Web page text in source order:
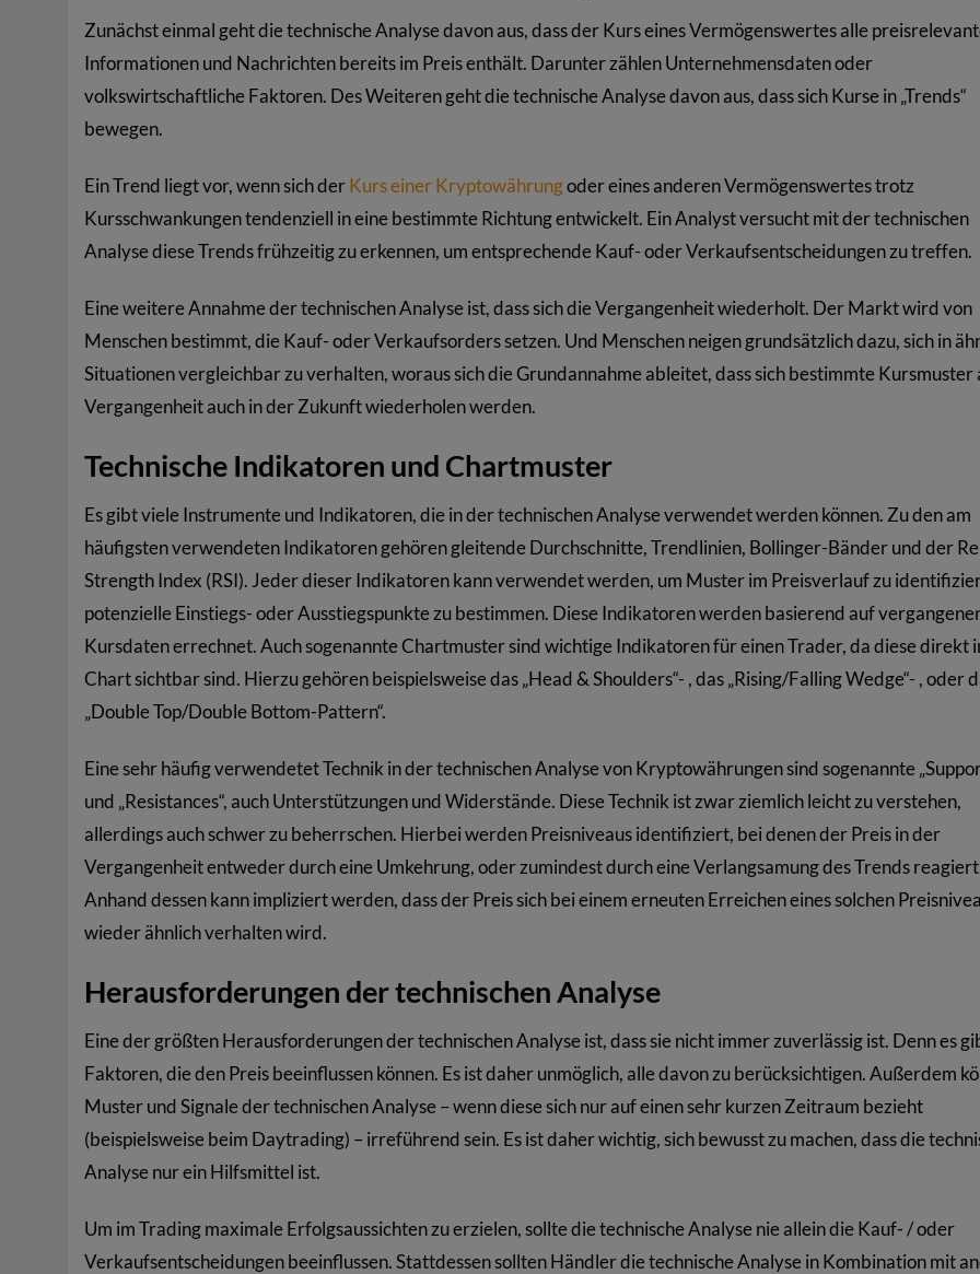
Zunächst einmal geht die technische Analyse davon aus, dass der Kurs eines Vermögenswertes alle
Informationen und Nachrichten bereits im Preis enthält. Darunter zählen Unternehmensdaten oder
volkswirtschaftliche Faktoren. Des Weiteren geht die technische Analyse davon aus, dass sich Kurse in „Trends“
bewegen.
Ein Trend liegt vor, wenn sich derKurs einer Kryptowährungoder eines anderen Vermögenswertes trotz
Kursschwankungen tendenziell in eine bestimmte Richtung entwickelt. Ein Analyst versucht mit der technischen
Analyse diese Trends frühzeitig zu erkennen, um entsprechende Kauf- oder Verkaufsentscheidungen zu treffen.
Eine weitere Annahme der technischen Analyse ist, dass sich die Vergangenheit wiederholt. Der Markt wird von
Menschen bestimmt, die Kauf- oder Verkaufsorders setzen. Und Menschen neigen grundsätzlich dazu, sich in
Situationen vergleichbar zu verhalten, woraus sich die Grundannahme ableitet, dass sich bestimmte Kursmuster
Vergangenheit auch in der Zukunft wiederholen werden.
Technische Indikatoren und Chartmuster
Es gibt viele Instrumente und Indikatoren, die in der technischen Analyse verwendet werden können. Zu den am
häufigsten verwendeten Indikatoren gehören gleitende Durchschnitte, Trendlinien, Bollinger-Bänder und der
Strength Index (RSI). Jeder dieser Indikatoren kann verwendet werden, um Muster im Preisverlauf zu
potenzielle Einstiegs- oder Ausstiegspunkte zu bestimmen. Diese Indikatoren werden basierend auf
Kursdaten errechnet. Auch sogenannte Chartmuster sind wichtige Indikatoren für einen Trader, da diese direkt
Chart sichtbar sind. Hierzu gehören beispielsweise das „Head & Shoulders“- , das „Rising/Falling Wedge“- , oder
„Double Top/Double Bottom-Pattern“.
Eine sehr häufig verwendetet Technik in der technischen Analyse von Kryptowährungen sind sogenannte
und „Resistances“, auch Unterstützungen und Widerstände. Diese Technik ist zwar ziemlich leicht zu verstehen,
allerdings auch schwer zu beherrschen. Hierbei werden Preisniveaus identifiziert, bei denen der Preis in der
Vergangenheit entweder durch eine Umkehrung, oder zumindest durch eine Verlangsamung des Trends
Anhand dessen kann impliziert werden, dass der Preis sich bei einem erneuten Erreichen eines solchen
wieder ähnlich verhalten wird.
Herausforderungen der technischen Analyse
Eine der größten Herausforderungen der technischen Analyse ist, dass sie nicht immer zuverlässig ist. Denn es
Faktoren, die den Preis beeinflussen können. Es ist daher unmöglich, alle davon zu berücksichtigen. Außerdem
Muster und Signale der technischen Analyse – wenn diese sich nur auf einen sehr kurzen Zeitraum bezieht
(beispielsweise beim Daytrading) – irreführend sein. Es ist daher wichtig, sich bewusst zu machen, dass die
Analyse nur ein Hilfsmittel ist.
Um im Trading maximale Erfolgsaussichten zu erzielen, sollte die technische Analyse nie allein die Kauf- / oder
Verkaufsentscheidungen beeinflussen. Stattdessen sollten Händler die technische Analyse in Kombination mit